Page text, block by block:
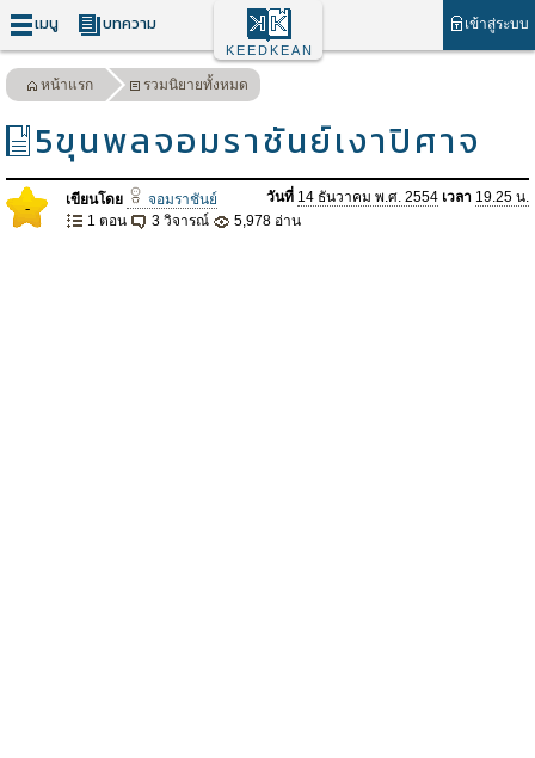
เมนู บทความ เข้าสู่ระบบ
KEEDKEAN
หน้าแรก รวมนิยายทั้งหมด
5ขุนพลจอมราชันย์เงาปิศาจ
- เขียนโดย จอมราชันย์ วันที่ 14 ธันวาคม พ.ศ. 2554 เวลา 19.25 น.
1 ตอน
3 วิจารณ์ 5,978 อ่าน